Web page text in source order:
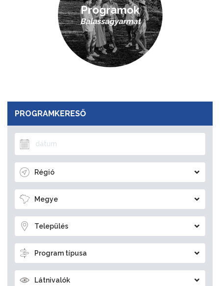
PROGRAMKERESŐ
Régió
Megye
Település
Program típusa
Látnivalók
Programok
Balassagyarmat